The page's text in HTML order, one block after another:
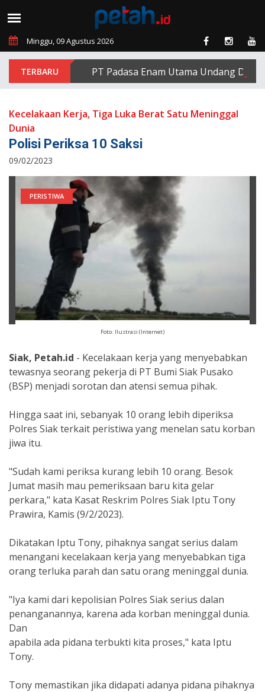
Minggu, 09 Agustus 2026
PT Padasa Enam Utama Undang
Kecelakaan Kerja, Tiga Luka Berat Satu Meninggal
Dunia
Polisi Periksa 10 Saksi
09/02/2023
PERISTIWA
Foto: Ilustrasi (Internet)
Siak, Petah.id - Kecelakaan kerja yang menyebabkan
tewasnya seorang pekerja di PT Bumi Siak Pusako
(BSP) menjadi sorotan dan atensi semua pihak.
Hingga saat ini, sebanyak 10 orang lebih diperiksa
Polres Siak terkait peristiwa yang menelan satu korban
jiwa itu.
"Sudah kami periksa kurang lebih 10 orang. Besok
Jumat masih mau pemeriksaan baru kita gelar
perkara," kata Kasat Reskrim Polres Siak Iptu Tony
Prawira, Kamis (9/2/2023).
Dikatakan Iptu Tony, pihaknya sangat serius dalam
menangani kecelakaan kerja yang menyebabkan tiga
orang terluka parah dan satu orang meninggal dunia.
"Iya kami dari kepolisian Polres Siak serius dalan
penanganannya, karena ada korban meninggal dunia.
Dan
apabila ada pidana terbukti kita proses," kata Iptu
Tony.
Tony memastikan jika didapati adanya pidana pihaknya